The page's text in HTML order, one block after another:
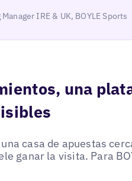
IRE & UK, BOYLE Sports
una
casa de apuestas
ganar la visita. Para